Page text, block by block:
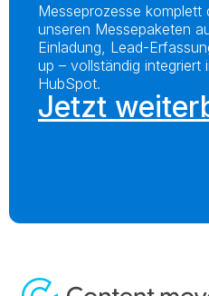
Messeprozesse komplett
unseren Messepaketen
Einladung, Lead-
up – vollständig integriert
HubSpot.
Jetzt